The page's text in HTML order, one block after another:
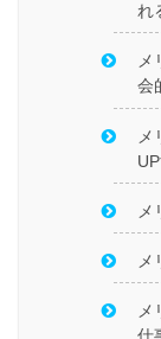
れ
メ
会